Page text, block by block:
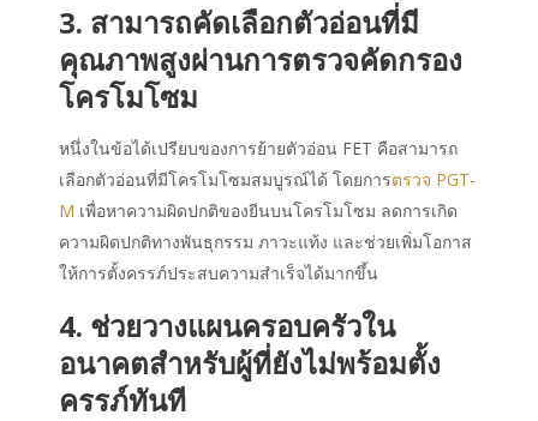
3. สามารถคัดเลือกตัวอ่อนที่มี
คุณภาพสูงผ่านการตรวจคัดกรอง
โครโมโซม
หนึ่งในข้อได้เปรียบของการย้ายตัวอ่อน FET คือสามารถ
เลือกตัวอ่อนที่มีโครโมโซมสมบูรณ์ได้ โดยการตรวจ PGT-
M เพื่อหาความผิดปกติของยีนบนโครโมโซม ลดการเกิด
ความผิดปกติทางพันธุกรรม ภาวะแท้ง และช่วยเพิ่มโอกาส
ให้การตั้งครรภ์ประสบความสำเร็จได้มากขึ้น
4. ช่วยวางแผนครอบครัวใน
อนาคตสำหรับผู้ที่ยังไม่พร้อมตั้ง
ครรภ์ทันที